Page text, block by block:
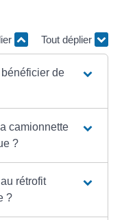
Tout déplier
de
camionnette
?
rétrofit
?